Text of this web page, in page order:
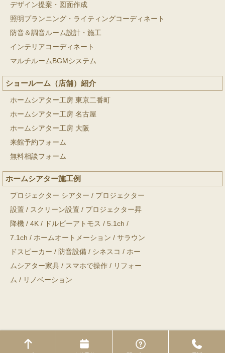
デザイン提案・図面作成
照明プランニング・ライティングコーディネート
防音＆調音ルーム設計・施工
インテリアコーディネート
マルチルームBGMシステム
ショールーム（店舗）紹介
ホームシアター工房 東京二番町
ホームシアター工房 名古屋
ホームシアター工房 大阪
来館予約フォーム
無料相談フォーム
ホームシアター施工例
プロジェクター シアター / プロジェクター
設置 / スクリーン設置 / プロジェクター昇
降機 / 4K / ドルビーアトモス / 5.1ch /
7.1ch / ホームオートメーション / サラウン
ドスピーカー / 防音設備 / シネスコ / ホー
ムシアター家具 / スマホで操作 / リフォー
ム / リノベーション